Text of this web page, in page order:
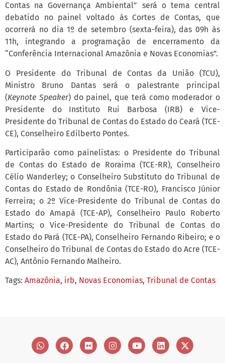
Contas na Governança Ambiental” será o tema central
debatido no painel voltado às Cortes de Contas, que
ocorrerá no dia 1º de setembro (sexta-feira), das 09h às
11h, integrando a programação de encerramento da
“Conferência Internacional Amazônia e Novas Economias”.
O Presidente do Tribunal de Contas da União (TCU),
Ministro Bruno Dantas será o palestrante principal
(Keynote Speaker) do painel, que terá como moderador o
Presidente do Instituto Rui Barbosa (IRB) e Vice-
Presidente do Tribunal de Contas do Estado do Ceará (TCE-
CE), Conselheiro Edilberto Pontes.
Participarão como painelistas: o Presidente do Tribunal
de Contas do Estado de Roraima (TCE-RR), Conselheiro
Célio Wanderley; o Conselheiro Substituto do Tribunal de
Contas do Estado de Rondônia (TCE-RO), Francisco Júnior
Ferreira; o 2º Vice-Presidente do Tribunal de Contas do
Estado do Amapá (TCE-AP), Conselheiro Paulo Roberto
Martins; o Vice-Presidente do Tribunal de Contas do
Estado do Pará (TCE-PA), Conselheiro Fernando Ribeiro; e o
Conselheiro do Tribunal de Contas do Estado do Acre (TCE-
AC), Antônio Fernando Malheiro.
Tags: Amazônia, irb, Novas Economias, Tribunal de Contas